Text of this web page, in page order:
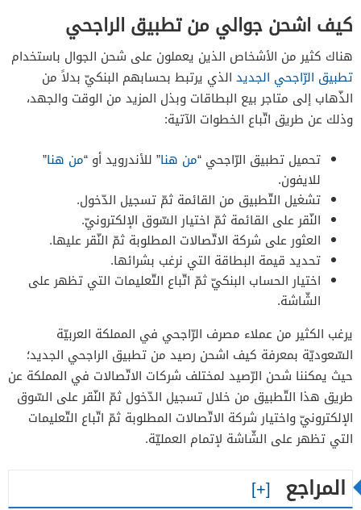
كيف اشحن جوالي من تطبيق الراجحي
هناك كثير من الأشخاص الذين يعملون على شحن الجوال باستخدام
تطبيق الرّاجحي الجديد الذي يرتبط بحسابهم البنكيّ بدلاً من
الذّهاب إلى متاجر بيع البطاقات وبذل المزيد من الوقت والجهد،
وذلك عن طريق اتّباع الخطوات الآتية:
تحميل تطبيق الرّاجحي “من هنا” للأندرويد أو “من هنا”
للايفون.
تشغيل التّطبيق من القائمة ثمّ تسجيل الدّخول.
النّقر على القائمة ثمّ اختيار السّوق الإلكترونيّ.
العثور على شركة الاتّصالات المطلوبة ثمّ النّقر عليها.
تحديد قيمة البطاقة التي نرغب بشرائها.
اختيار الحساب البنكيّ ثمّ اتّباع التّعليمات التي تظهر على
الشّاشة.
يرغب الكثير من عملاء مصرف الرّاجحي في المملكة العربيّة
السّعوديّة بمعرفة كيف اشحن رصيد من تطبيق الراجحي الجديد؛
حيث يمكننا شحن الرّصيد لمختلف شركات الاتّصالات في المملكة عن
طريق هذا التّطبيق من خلال تسجيل الدّخول ثمّ النّقر على السّوق
الإلكترونيّ واختيار شركة الاتّصالات المطلوبة ثمّ اتّباع التّعليمات
التي تظهر على الشّاشة لإتمام العمليّة.
المراجع